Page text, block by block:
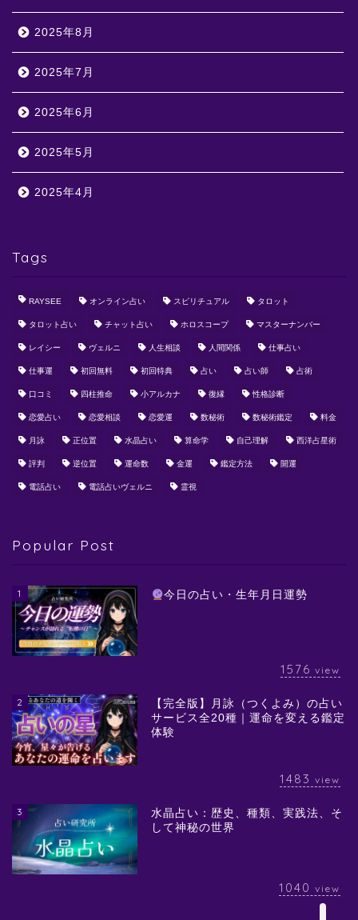
2025年8月
2025年7月
2025年6月
2025年5月
2025年4月
Tags
RAYSEE オンライン占い スピリチュアル タロット
タロット占い チャット占い ホロスコープ マスターナンバー
レイシー ヴェルニ 人生相談 人間関係 仕事占い
仕事運 初回無料 初回特典 占い 占い師 占術
口コミ 四柱推命 小アルカナ 復縁 性格診断
恋愛占い 恋愛相談 恋愛運 数秘術 数秘術鑑定 料金
月詠 正位置 水晶占い 算命学 自己理解 西洋占星術
評判 逆位置 運命数 金運 鑑定方法 開運
電話占い 電話占いヴェルニ 霊視
Popular Post
1 今日の占い・生年月日運勢
1576 view
2
【完全版】月詠（つくよみ）の占い
サービス全20種｜運命を変える鑑定
体験
1483 view
3
水晶占い：歴史、種類、実践法、そ
して神秘の世界
1040 view